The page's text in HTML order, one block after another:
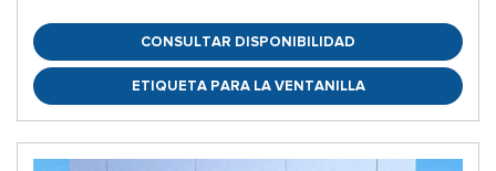
CONSULTAR DISPONIBILIDAD
ETIQUETA PARA LA VENTANILLA